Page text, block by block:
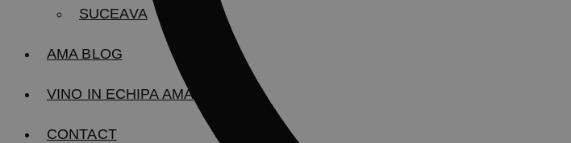
SUCEAVA
AMA BLOG
VINO IN ECHIPA AMA
CONTACT